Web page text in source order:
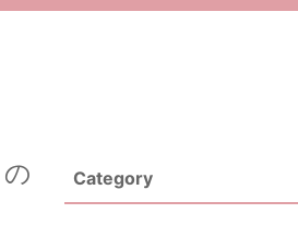
Category